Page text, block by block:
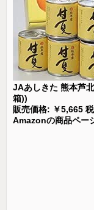
JAあしきた 熊本芦
箱))
販売価格: ￥5,665
Amazonの商品ペー